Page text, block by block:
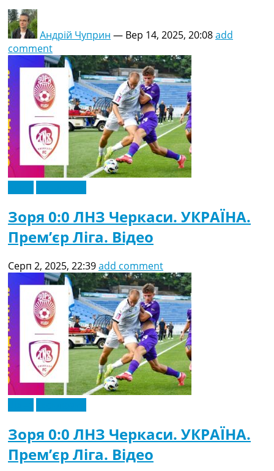
Андрій Чуприн — Вер 14, 2025, 20:08add
comment
Зоря 0:0 ЛНЗ Черкаси. УКРАЇНА.
Прем’єр Ліга. Відео
Серп 2, 2025, 22:39add comment
Зоря 0:0 ЛНЗ Черкаси. УКРАЇНА.
Прем’єр Ліга. Відео